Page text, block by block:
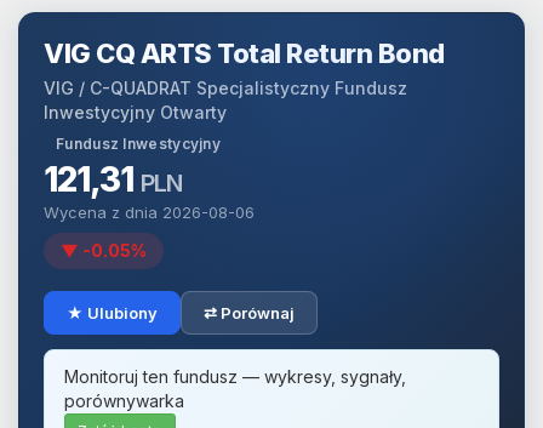
VIG CQ ARTS Total Return Bond
VIG / C-QUADRAT Specjalistyczny Fundusz
Inwestycyjny Otwarty
Fundusz Inwestycyjny
121,31 PLN
Wycena z dnia 2026-08-06
▼ -0.05%
★ Ulubiony ⇄ Porównaj
Monitoruj ten fundusz — wykresy, sygnały,
porównywarka